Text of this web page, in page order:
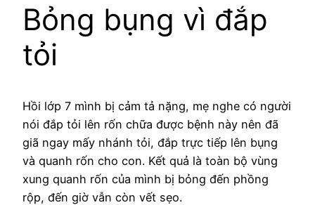
Bỏng bụng vì đắp
tỏi
Hồi lớp 7 mình bị cảm tả nặng, mẹ nghe có người
nói đắp tỏi lên rốn chữa được bệnh này nên đã
giã ngay mấy nhánh tỏi, đắp trực tiếp lên bụng
và quanh rốn cho con. Kết quả là toàn bộ vùng
xung quanh rốn của mình bị bỏng đến phồng
rộp, đến giờ vẫn còn vết sẹo.